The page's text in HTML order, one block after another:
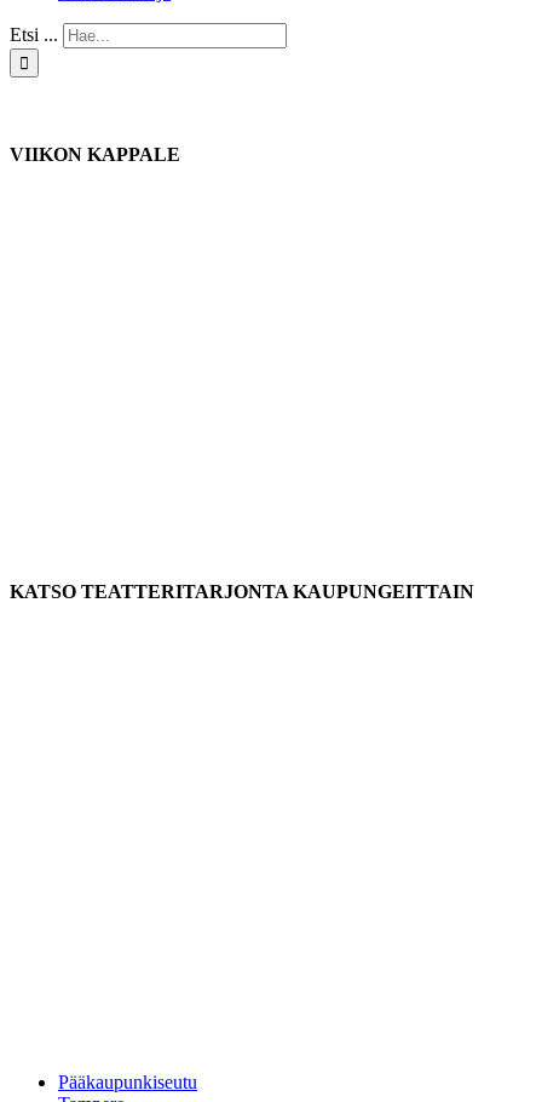
Etsi ...
VIIKON KAPPALE
KATSO TEATTERITARJONTA KAUPUNGEITTAIN
Pääkaupunkiseutu